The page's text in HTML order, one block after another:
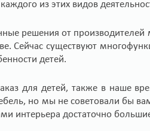
из этих видов
решения от
Сейчас существуют
детей.
для детей, также в наше
но мы не советовали бы
интерьера достаточно